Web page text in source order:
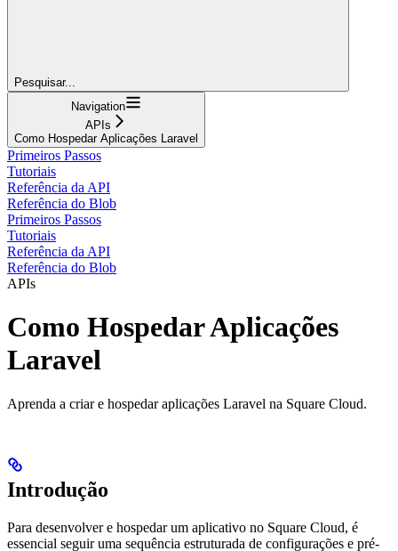
Pesquisar...
Navigation
APIs
Como Hospedar Aplicações Laravel
Primeiros Passos
Tutoriais
Referência da API
Referência do Blob
Primeiros Passos
Tutoriais
Referência da API
Referência do Blob
APIs
Como Hospedar Aplicações
Laravel
Aprenda a criar e hospedar aplicações Laravel na Square Cloud.
Introdução
Para desenvolver e hospedar um aplicativo no Square Cloud, é
essencial seguir uma sequência estruturada de configurações e pré-